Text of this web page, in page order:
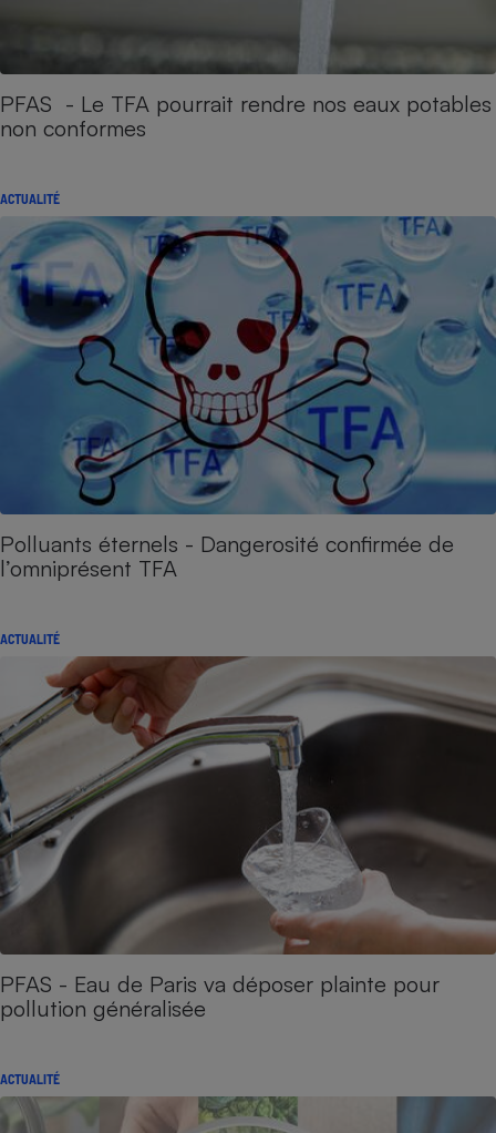
PFAS - Le TFA pourrait rendre nos eaux potables
non conformes
ACTUALITÉ
Polluants éternels - Dangerosité confirmée de
l’omniprésent TFA
ACTUALITÉ
PFAS - Eau de Paris va déposer plainte pour
pollution généralisée
ACTUALITÉ